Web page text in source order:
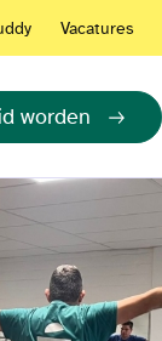
Vacatures
worden